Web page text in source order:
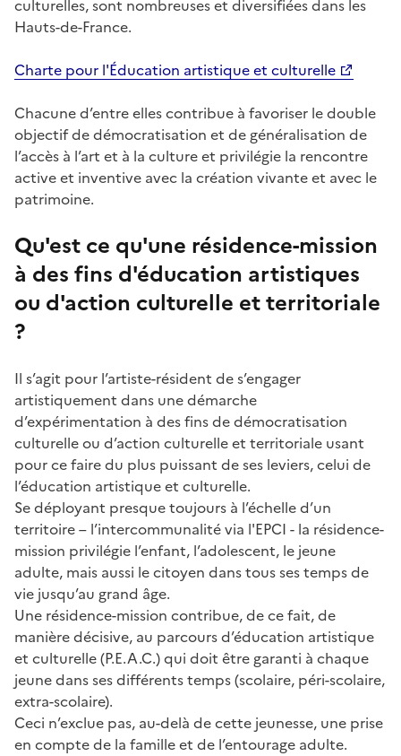
culturelles, sont nombreuses et diversifiées dans les
Hauts-de-France.
Charte pour l'Éducation artistique et culturelle
Chacune d’entre elles contribue à favoriser le double
objectif de démocratisation et de généralisation de
l’accès à l’art et à la culture et privilégie la rencontre
active et inventive avec la création vivante et avec le
patrimoine.
Qu'est ce qu'une résidence-mission
à des fins d'éducation artistiques
ou d'action culturelle et territoriale
?
Il s’agit pour l’artiste-résident de s’engager
artistiquement dans une démarche
d’expérimentation à des fins de démocratisation
culturelle ou d’action culturelle et territoriale usant
pour ce faire du plus puissant de ses leviers, celui de
l’éducation artistique et culturelle.
Se déployant presque toujours à l’échelle d’un
territoire – l’intercommunalité via l'EPCI - la résidence-
mission privilégie l’enfant, l’adolescent, le jeune
adulte, mais aussi le citoyen dans tous ses temps de
vie jusqu’au grand âge.
Une résidence-mission contribue, de ce fait, de
manière décisive, au parcours d’éducation artistique
et culturelle (P.E.A.C.) qui doit être garanti à chaque
jeune dans ses différents temps (scolaire, péri-scolaire,
extra-scolaire).
Ceci n’exclue pas, au-delà de cette jeunesse, une prise
en compte de la famille et de l’entourage adulte.